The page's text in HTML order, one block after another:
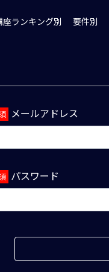
座ランキング別 要件別
メールアドレス
パスワード